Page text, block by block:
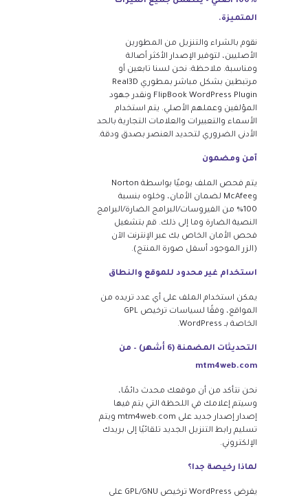
المتميزة.
نقوم بالشراء والتنزيل من المطورين
الأصليين، لتوفير الإصدار الأكثر أصالة
ومناسبة. ملاحظة: نحن لسنا تابعين أو
مرتبطين بشكل مباشر بمطوري Real3D
FlipBook WordPress Plugin ونقدر جهود
المؤلفين وعملهم الأصلي. يتم استخدام
الأسماء والتعبيرات والعلامات التجارية بالحد
الأدنى الضروري لتحديد العنصر بصدق ودقة.
آمن ومضمون
يتم فحص الملف يوميًا بواسطة Norton
وMcAfee لضمان الأمان، وخلوه بنسبة
100% من الفيروسات/البرامج الضارة/البرامج
النصية الضارة وما إلى ذلك. قم بتشغيل
فحص الأمان الخاص بك عبر الإنترنت الآن
(الزر الموجود أسفل صورة المنتج).
استخدام غير محدود للموقع والنطاق
يمكن استخدام الملف على أي عدد تريده من
المواقع، وفقًا لسياسات ترخيص GPL
الخاصة بـ WordPress.
التحديثات المضمنة (6 أشهر) – من
mtm4web.com
نحن نتأكد من أن موقعك محدث دائمًا،
وسيتم إعلامك في اللحظة التي يتم فيها
إصدار إصدار جديد على mtm4web.com ويتم
تسليم رابط التنزيل الجديد تلقائيًا إلى بريدك
الإلكتروني.
لماذا رخيصة جدا؟
يفرض WordPress ترخيص GPL/GNU على